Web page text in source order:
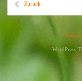
Zurück
WordPress